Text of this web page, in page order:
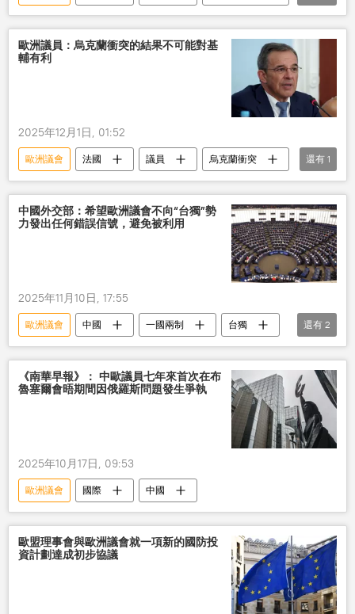
軍事
對話
歐洲議員：烏克蘭衝突的結果不可能對基
輔有利
2025年12月1日, 01:52
歐洲議會 法國 議員
烏克蘭衝突
結果
還有 1
中國外交部：希望歐洲議會不向“台獨”勢
力發出任何錯誤信號，避免被利用
2025年11月10日, 17:55
歐洲議會 中國 一國兩制
台獨
台灣
立場
還有 2
《南華早報》： 中歐議員七年來首次在布
魯塞爾會晤期間因俄羅斯問題發生爭執
2025年10月17日, 09:53
歐洲議會 國際 中國
歐盟理事會與歐洲議會就一項新的國防投
資計劃達成初步協議